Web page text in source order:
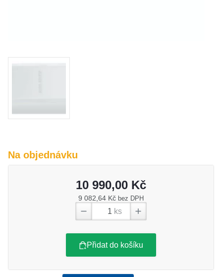
Vyberte region
Na objednávku
10 990,00 Kč
9 082,64 Kč bez DPH
ks
Přidat do košíku